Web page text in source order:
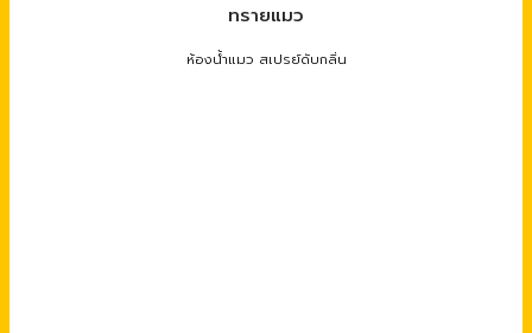
ทรายแมว
ห้องน้ำแมว สเปรย์ดับกลิ่น